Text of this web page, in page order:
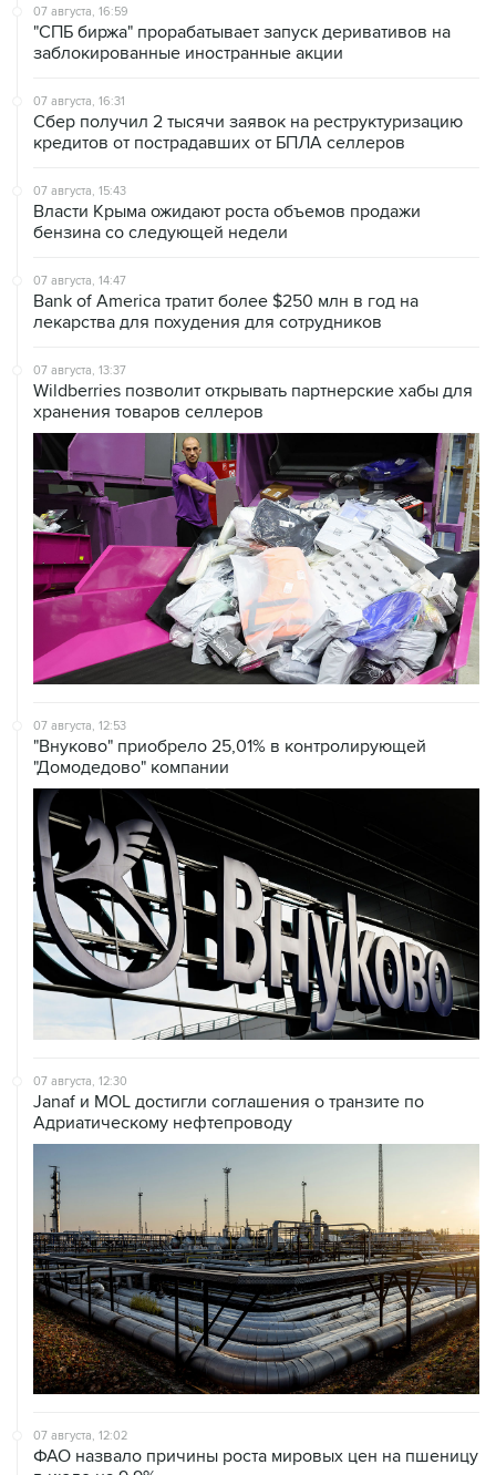
07 августа, 16:59
"СПБ биржа" прорабатывает запуск деривативов на
заблокированные иностранные акции
07 августа, 16:31
Сбер получил 2 тысячи заявок на реструктуризацию
кредитов от пострадавших от БПЛА селлеров
07 августа, 15:43
Власти Крыма ожидают роста объемов продажи
бензина со следующей недели
07 августа, 14:47
Bank of America тратит более $250 млн в год на
лекарства для похудения для сотрудников
07 августа, 13:37
Wildberries позволит открывать партнерские хабы для
хранения товаров селлеров
07 августа, 12:53
"Внуково" приобрело 25,01% в контролирующей
"Домодедово" компании
07 августа, 12:30
Janaf и MOL достигли соглашения о транзите по
Адриатическому нефтепроводу
07 августа, 12:02
ФАО назвало причины роста мировых цен на пшеницу